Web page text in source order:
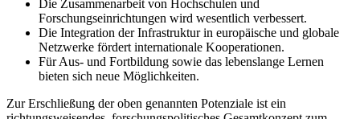
Die Zusammenarbeit von Hochschulen und
Forschungseinrichtungen wird wesentlich verbessert.
Die Integration der Infrastruktur in europäische und globale
Netzwerke fördert internationale Kooperationen.
Für Aus- und Fortbildung sowie das lebenslange Lernen
bieten sich neue Möglichkeiten.
Zur Erschließung der oben genannten Potenziale ist ein